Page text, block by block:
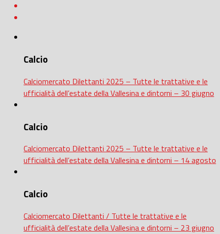
Calcio
Calciomercato Dilettanti 2025 – Tutte le trattative e le
ufficialità dell’estate della Vallesina e dintorni – 30 giugno
Calcio
Calciomercato Dilettanti 2025 – Tutte le trattative e le
ufficialità dell’estate della Vallesina e dintorni – 14 agosto
Calcio
Calciomercato Dilettanti / Tutte le trattative e le
ufficialità dell’estate della Vallesina e dintorni – 23 giugno